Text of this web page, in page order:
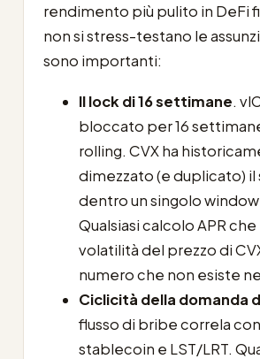
rendimento più pulito in DeFi
non si stress-testano le
sono importanti:
Il lock di 16 settimane.
bloccato per 16
rolling. CVX ha
dimezzato (e duplicato) il
dentro un singolo
Qualsiasi calcolo APR che
volatilità del prezzo di
numero che non esiste
Ciclicità della domanda
flusso di bribe correla
stablecoin e LST/LRT.